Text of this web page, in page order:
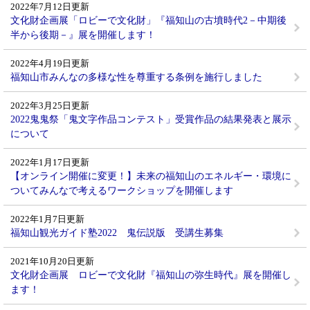
2022年7月12日更新
文化財企画展「ロビーで文化財」『福知山の古墳時代2－中期後
半から後期－』展を開催します！
2022年4月19日更新
福知山市みんなの多様な性を尊重する条例を施行しました
2022年3月25日更新
2022鬼鬼祭「鬼文字作品コンテスト」受賞作品の結果発表と展示
について
2022年1月17日更新
【オンライン開催に変更！】未来の福知山のエネルギー・環境に
ついてみんなで考えるワークショップを開催します
2022年1月7日更新
福知山観光ガイド塾2022 鬼伝説版 受講生募集
2021年10月20日更新
文化財企画展 ロビーで文化財『福知山の弥生時代』展を開催し
ます！